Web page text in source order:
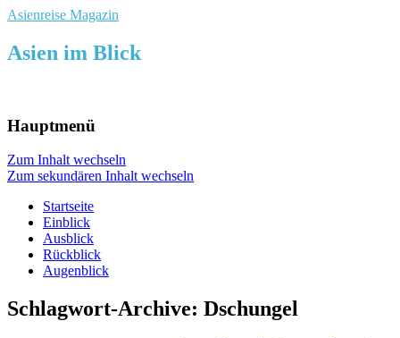
Asienreise Magazin
Asien im Blick
Hauptmenü
Zum Inhalt wechseln
Zum sekundären Inhalt wechseln
Startseite
Einblick
Ausblick
Rückblick
Augenblick
Schlagwort-Archive: Dschungel